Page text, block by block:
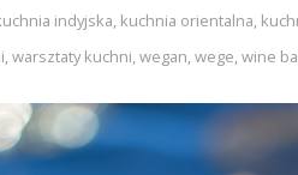
indyjska, kuchnia orientalna,
,warsztaty kuchni,wegan,wege,wine